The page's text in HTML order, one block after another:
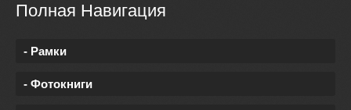
Полная Навигация
- Рамки
- Фотокниги